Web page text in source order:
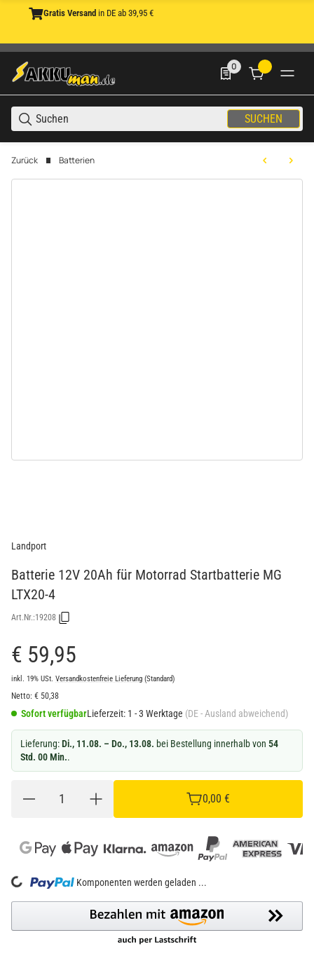
Gratis Versand in DE ab 39,95 €
SUCHEN
0
0 Produkte in der
Zurück Batterien
Landport
Batterie 12V 20Ah für Motorrad Startbatterie MG
LTX20-4
Art.Nr.:19208
€ 59,95
inkl. 19% USt. Versandkostenfreie Lieferung (Standard)
Netto: € 50,38
Sofort verfügbarLieferzeit: 1 - 3 Werktage (DE - Ausland abweichend)
Lieferung:Di., 11.08. – Do., 13.08. bei Bestellung innerhalb von 54
Std. 00 Min..
0,00 €
Loading... Komponenten werden geladen ...